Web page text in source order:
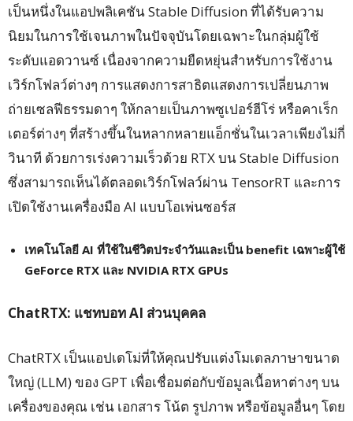
เป็นหนึ่งในแอปพลิเคชัน Stable Diffusion ที่ได้รับความ
นิยมในการใช้เจนภาพในปัจจุบันโดยเฉพาะในกลุ่มผู้ใช้
ระดับแอดวานซ์ เนื่องจากความยืดหยุ่นสำหรับการใช้งาน
เวิร์กโฟลว์ต่างๆ การแสดงการสาธิตแสดงการเปลี่ยนภาพ
ถ่ายเซลฟีธรรมดาๆ ให้กลายเป็นภาพซูเปอร์ฮีโร่ หรือคาเร็ก
เตอร์ต่างๆ ที่สร้างขึ้นในหลากหลายแอ็กชั่นในเวลาเพียงไม่กี่
วินาที ด้วยการเร่งความเร็วด้วย RTX บน Stable Diffusion
ซึ่งสามารถเห็นได้ตลอดเวิร์กโฟลว์ผ่าน TensorRT และการ
เปิดใช้งานเครื่องมือ AI แบบโอเพ่นซอร์ส
เทคโนโลยี AI ที่ใช้ในชีวิตประจำวันและเป็น benefit เฉพาะผู้ใช้
GeForce RTX และ NVIDIA RTX GPUs
ChatRTX: แชทบอทAI ส่วนบุคคล
ChatRTX เป็นแอปเดโม่ที่ให้คุณปรับแต่งโมเดลภาษาขนาด
ใหญ่ (LLM) ของ GPT เพื่อเชื่อมต่อกับข้อมูลเนื้อหาต่างๆ บน
เครื่องของคุณ เช่น เอกสาร โน้ต รูปภาพ หรือข้อมูลอื่นๆ โดย